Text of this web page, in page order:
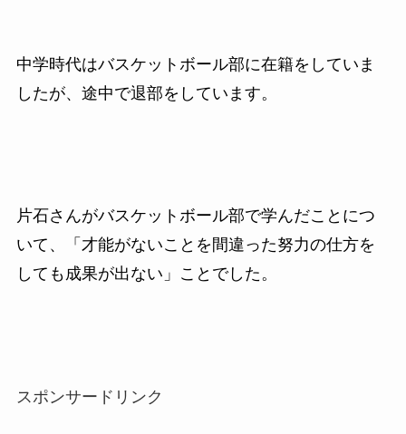
中学時代はバスケットボール部に在籍をしていま
したが、途中で退部をしています。
片石さんがバスケットボール部で学んだことにつ
いて、「才能がないことを間違った努力の仕方を
しても成果が出ない」ことでした。
スポンサードリンク